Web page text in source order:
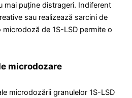
mai puține distrageri. Indiferent
sau realizează sarcini de
de 1S-LSD permite o
microdozare
microdozării granulelor 1S-LSD